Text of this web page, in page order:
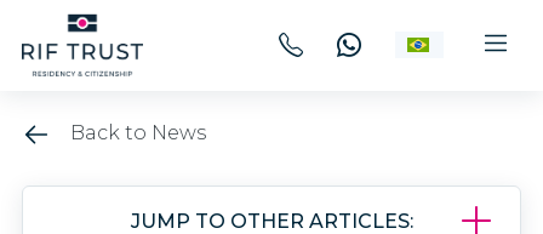
Back to News
JUMP TO OTHER ARTICLES: